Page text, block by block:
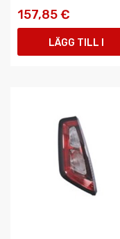
157,85 €
LÄGG TILL I